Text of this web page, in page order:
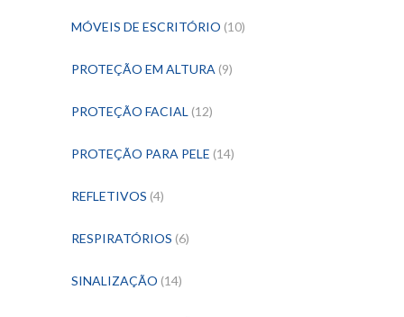
MÓVEIS DE ESCRITÓRIO (10)
PROTEÇÃO EM ALTURA (9)
PROTEÇÃO FACIAL (12)
PROTEÇÃO PARA PELE (14)
REFLETIVOS (4)
RESPIRATÓRIOS (6)
SINALIZAÇÃO (14)